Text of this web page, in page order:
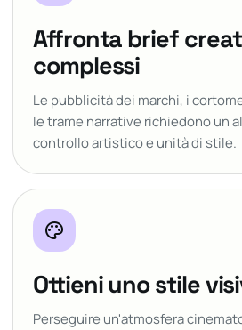
Affronta brief
complessi
Le pubblicità dei marchi, i
le trame narrative richiedono un
controllo artistico e unità di stile.
palette
Ottieni uno stile
Perseguire un'atmosfera